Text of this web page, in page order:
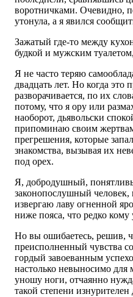
воротничками. Очевидно,
утонула, а я явился
Зажатый где-то между
будкой и мужским
Я не часто теряю
двадцать лет. Но когда это
разворачивается, по их
потому, что я ору или
наоборот, дьявольски
припоминаю своим
прегрешения, которые
знакомства, вызывая их
под орех.
Я, добродушный,
законопослушный человек,
извергаю лаву огненной
ниже пояса, что редко кому
Но вы ошибаетесь, решив,
преисполненный чувства
гордый завоеванным
настолько невыносимо для
уношу ноги, отчаянно
такой степени